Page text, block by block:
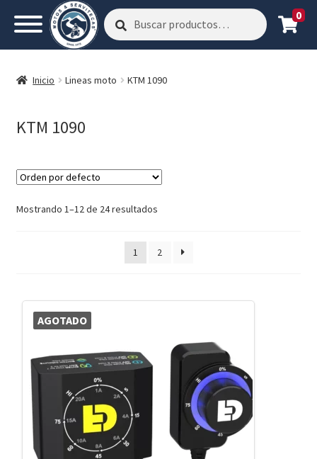
Buscar
por:
Buscar 0
Inicio Lineas moto KTM 1090
KTM 1090
Mostrando 1–12 de 24 resultados
1 2
AGOTADO